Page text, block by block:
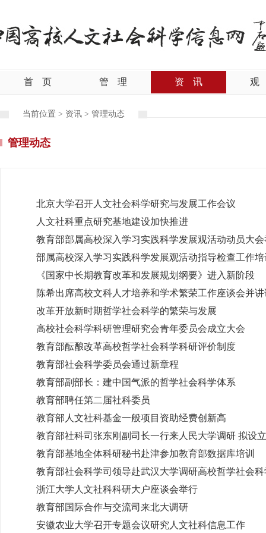
首 页 管 理 资 讯 观
当前位置 > 资讯 > 管理动态
管理动态
北京大学召开人文社会科学研究与发展工作会议
人文社科重点研究基地建设加快推进
教育部部属高校深入学习实践科学发展观活动动员大
部属高校深入学习实践科学发展观活动指导检查工作
《国家中长期教育改革和发展规划纲要》进入新阶段
陈希出席高校文科人才培养和学术繁荣工作座谈会并讲
改革开放新时期哲学社会科学的繁荣与发展
高校社会科学科研管理研究会青年委员会成立大会
教育部酝酿改革高校哲学社会科学科研评价制度
教育部社会科学委员会通过新章程
教育部副部长：建中国气派的哲学社会科学体系
教育部聘任第二届社科委员
教育部人文社科基金一般项目资助经费创新高
教育部社科司张东刚副司长一行来人民大学调研 拟设
教育部基地全体科研秘书赴津参加教育部数据库培训
教育部社会科学司领导赴武汉大学调研高校哲学社会
浙江大学人文社科科研大户座谈会举行
教育部国际合作与交流司来北大调研
安徽农业大学召开专题会议研究人文社科信息工作